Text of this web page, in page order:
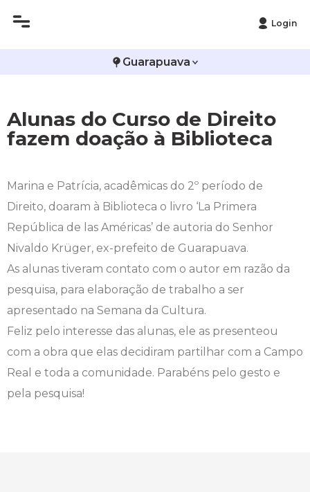
Login
Guarapuava
Alunas do Curso de Direito
fazem doação à Biblioteca
Marina e Patrícia, acadêmicas do 2º período de
Direito, doaram à Biblioteca o livro ‘La Primera
República de las Américas’ de autoria do Senhor
Nivaldo Krüger, ex-prefeito de Guarapuava.
As alunas tiveram contato com o autor em razão da
pesquisa, para elaboração de trabalho a ser
apresentado na Semana da Cultura.
Feliz pelo interesse das alunas, ele as presenteou
com a obra que elas decidiram partilhar com a Campo
Real e toda a comunidade. Parabéns pelo gesto e
pela pesquisa!
Infraestrutura
Publicações Institucionais
Biomedicina
Direito
Enfermagem
Engenharia Agronômica
Engenharia Civil
Engenharia de Software
Engenharia Elétrica
Atividades Complementares e Sociais
Calendário Acadêmico
Calendário de Provas
Carteirinha de Estudante
Central de Estágios - TCC
Ensalamento
Horário de Aulas
CPA
Comissão de Ética no Uso de Animais
Comitê de Ética em Pesquisa
Diploma Digital
Educação em Direitos Humanos
Editais
Extensão